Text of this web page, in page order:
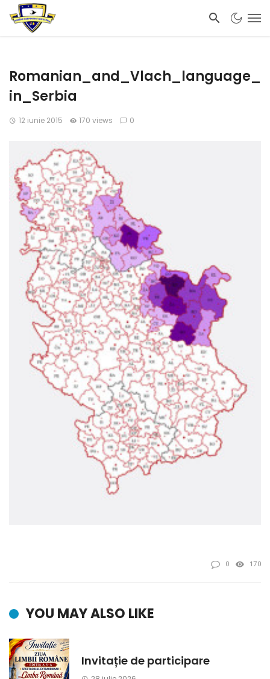
Romanian_and_Vlach_language_
in_Serbia
12 iunie 2015 170 views 0
0 170
YOU MAY ALSO LIKE
Invitație de participare